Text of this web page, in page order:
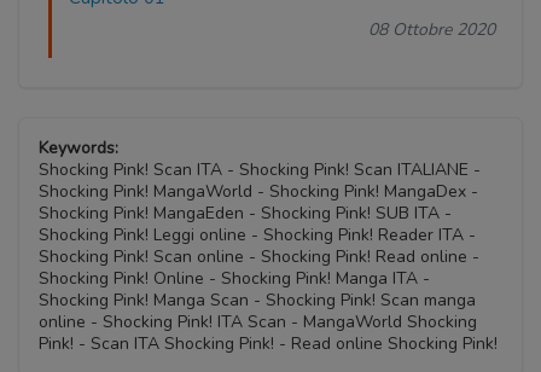
08 Ottobre 2020
Keywords:
Shocking Pink! Scan ITA - Shocking Pink! Scan ITALIANE -
Shocking Pink! MangaWorld - Shocking Pink! MangaDex -
Shocking Pink! MangaEden - Shocking Pink! SUB ITA -
Shocking Pink! Leggi online - Shocking Pink! Reader ITA -
Shocking Pink! Scan online - Shocking Pink! Read online -
Shocking Pink! Online - Shocking Pink! Manga ITA -
Shocking Pink! Manga Scan - Shocking Pink! Scan manga
online - Shocking Pink! ITA Scan - MangaWorld Shocking
Pink! - Scan ITA Shocking Pink! - Read online Shocking Pink!